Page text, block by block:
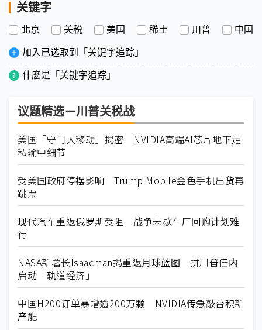
关键字
北京 关税 美国 稀土 川普 中国
加入已选取到「关键字追踪」
什麽是「关键字追踪」
议题精选－川普关税战
美国「守门人移动」揭密 NVIDIA高端AI芯片地下走
私输中细节
受美国政府停摆影响 Trump Mobile金色手机出货再
跳票
现代汽车重返俄罗斯受阻 战争未歇车厂回购计划难
行
NASA新署长Isaacman揭重返月球蓝图 拼川普任内
启动「轨道经济」
中国H200订单暴增逾200万颗 NVIDIA传急敲台积新
产能